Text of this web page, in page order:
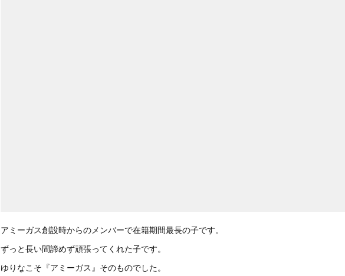
アミーガス創設時からのメンバーで在籍期間最長の子です。
ずっと長い間諦めず頑張ってくれた子です。
ゆりなこそ『アミーガス』そのものでした。